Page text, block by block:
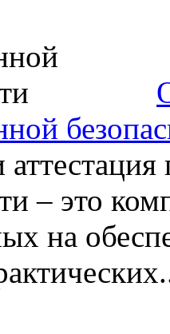
– это
на